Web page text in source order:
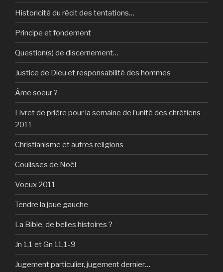
Historicité du récit des tentations…
Principe et fondement
Question(s) de discernement…
Justice de Dieu et responsabilité des hommes
Âme soeur ?
Livret de prière pour la semaine de l’unité des chrétiens
2011
Christianisme et autres religions
Coulisses de Noël
Voeux 2011
Tendre la joue gauche
La Bible, de belles histoires ?
Jn 1,1 et Gn 11,1-9
Jugement particulier, jugement dernier…